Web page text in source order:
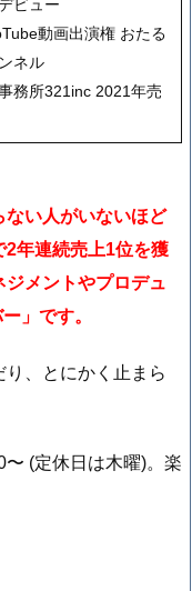
ビュー
動画出演権 おたる
ネル
務所321inc 2021年売
ない人がいないほど
2年連続売上1位を獲
メントやプロデュ
」です。
、とにかく止まら
(定休日は木曜)。楽